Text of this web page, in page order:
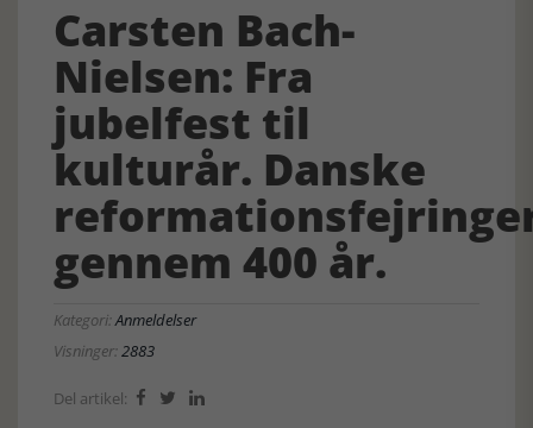
Carsten Bach-
Nielsen: Fra
jubelfest til
kulturår. Danske
gennem 400 år.
Kategori:Anmeldelser
Visninger:2883
Del artikel:   